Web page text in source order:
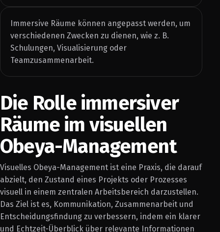
Immersive Räume können angepasst werden, um
verschiedenen Zwecken zu dienen, wie z. B.
Schulungen, Visualisierung oder
Teamzusammenarbeit.
Die Rolle immersiver
Räume im visuellen
Obeya-Management
Visuelles Obeya-Management ist eine Praxis, die darauf
abzielt, den Zustand eines Projekts oder Prozesses
visuell in einem zentralen Arbeitsbereich darzustellen.
Das Ziel ist es, Kommunikation, Zusammenarbeit und
Entscheidungsfindung zu verbessern, indem ein klarer
und Echtzeit-Überblick über relevante Informationen